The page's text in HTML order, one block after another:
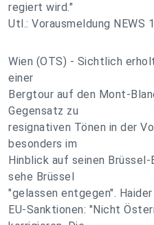
regiert wird."
Utl.: Vorausmeldung NEWS
Wien (OTS) - Sichtlich
einer
Bergtour auf den Mont-
Gegensatz zu
resignativen Tönen in der
besonders im
Hinblick auf seinen
sehe Brüssel
"gelassen entgegen".
EU-Sanktionen: "Nicht